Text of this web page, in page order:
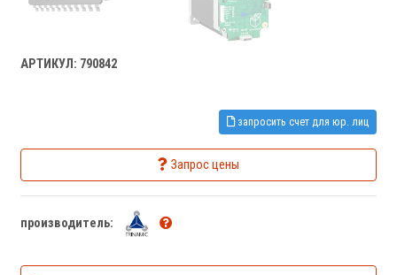
АРТИКУЛ: 790842
запросить счет для юр. лиц
Запрос цены
производитель: